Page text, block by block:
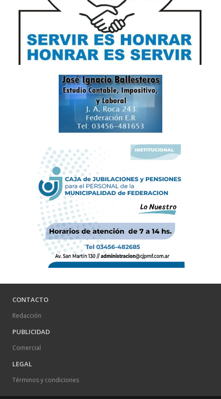
CONTACTO
Redacción
PUBLICIDAD
Comercial
LEGAL
Términos y condiciones